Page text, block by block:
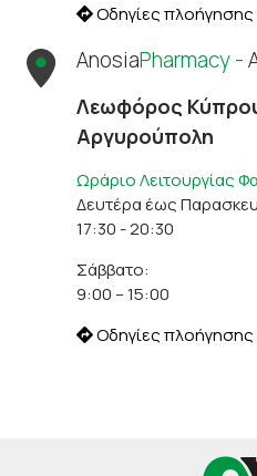
Οδηγίες πλοήγησης
AnosiaPharmacy -
Λεωφόρος
Αργυρούπολη
Ωράριο Λειτουργίας
Δευτέρα έως
17:30 - 20:30
Σάββατο:
9:00 – 15:00
Οδηγίες πλοήγησης